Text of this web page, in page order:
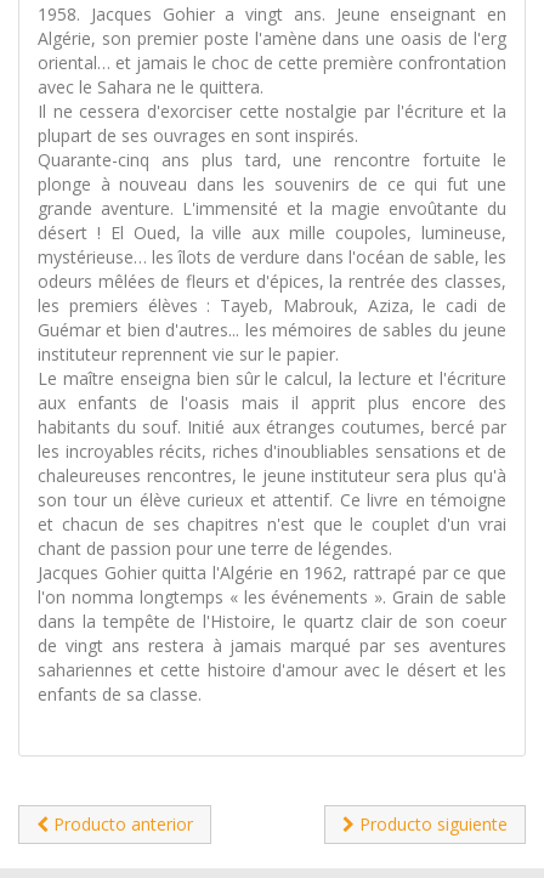
1958. Jacques Gohier a vingt ans. Jeune enseignant en
Algérie, son premier poste l'amène dans une oasis de l'erg
oriental… et jamais le choc de cette première confrontation
avec le Sahara ne le quittera.
Il ne cessera d'exorciser cette nostalgie par l'écriture et la
plupart de ses ouvrages en sont inspirés.
Quarante-cinq ans plus tard, une rencontre fortuite le
plonge à nouveau dans les souvenirs de ce qui fut une
grande aventure. L'immensité et la magie envoûtante du
désert ! El Oued, la ville aux mille coupoles, lumineuse,
mystérieuse… les îlots de verdure dans l'océan de sable, les
odeurs mêlées de fleurs et d'épices, la rentrée des classes,
les premiers élèves : Tayeb, Mabrouk, Aziza, le cadi de
Guémar et bien d'autres... les mémoires de sables du jeune
instituteur reprennent vie sur le papier.
Le maître enseigna bien sûr le calcul, la lecture et l'écriture
aux enfants de l'oasis mais il apprit plus encore des
habitants du souf. Initié aux étranges coutumes, bercé par
les incroyables récits, riches d'inoubliables sensations et de
chaleureuses rencontres, le jeune instituteur sera plus qu'à
son tour un élève curieux et attentif. Ce livre en témoigne
et chacun de ses chapitres n'est que le couplet d'un vrai
chant de passion pour une terre de légendes.
Jacques Gohier quitta l'Algérie en 1962, rattrapé par ce que
l'on nomma longtemps « les événements ». Grain de sable
dans la tempête de l'Histoire, le quartz clair de son coeur
de vingt ans restera à jamais marqué par ses aventures
sahariennes et cette histoire d'amour avec le désert et les
enfants de sa classe.
Producto anterior Producto siguiente